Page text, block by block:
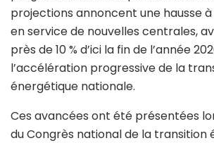
projections annoncent une hausse à
en service de nouvelles centrales,
près de 10 % d’ici la fin de l’année
l’accélération progressive de la
énergétique nationale.
Ces avancées ont été présentées
du Congrès national de la transition